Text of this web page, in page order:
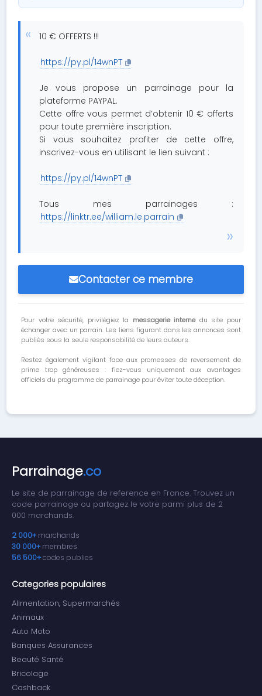
10 € OFFERTS !!!
https://py.pl/14wnPT
Je vous propose un parrainage pour la
plateforme PAYPAL.
Cette offre vous permet d’obtenir 10 € offerts
pour toute première inscription.
Si vous souhaitez profiter de cette offre,
inscrivez-vous en utilisant le lien suivant :
https://py.pl/14wnPT
Tous mes parrainages :
https://linktr.ee/william.le.parrain
Contacter ce membre
Pour votre sécurité, privilégiez la messagerie internedu site pour
échanger avec un parrain. Les liens figurant dans les annonces sont
publiés sous la seule responsabilité de leurs auteurs.
Restez également vigilant face aux promesses de reversement de
prime trop généreuses : fiez-vous uniquement aux avantages
officiels du programme de parrainage pour éviter toute déception.
Parrainage.co
Le site de parrainage de reference en France. Trouvez un
code parrainage ou partagez le votre parmi plus de 2
000 marchands.
2 000+ marchands
30 000+ membres
56 500+codes publies
Categories populaires
Alimentation, Supermarchés
Animaux
Auto Moto
Banques Assurances
Beauté Santé
Bricolage
Cashback